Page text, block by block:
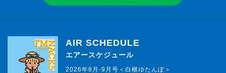
AIR SCHEDULE
エアースケジュール
2026年8月-9月号＜白根ゆたんぽ＞